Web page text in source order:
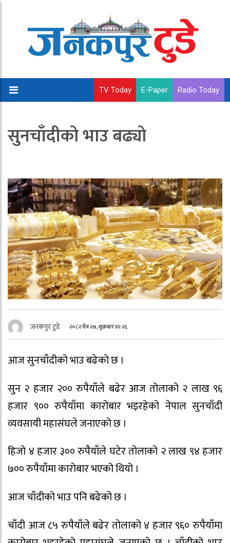
TV Today E-Paper Radio Today
सुनचाँदीको भाउ बढ्यो
जनकपुर टुडे २०८२ चैत्र २७, शुक्रबार १२:२६
आज सुनचाँदीको भाउ बढेको छ ।
सुन २ हजार २०० रुपैयाँले बढेर आज तोलाको २ लाख ९६
हजार ९०० रुपैयाँमा कारोबार भइरहेको नेपाल सुनचाँदी
व्यवसायी महासंघले जनाएको छ ।
हिजो ४ हजार ३०० रुपैयाँले घटेर तोलाको २ लाख ९४ हजार
७०० रुपैयाँमा कारोबार भएको थियो ।
आज चाँदीको भाउ पनि बढेको छ ।
चाँदी आज ८५ रुपैयाँले बढेर तोलाको ४ हजार ९६० रुपैयाँमा